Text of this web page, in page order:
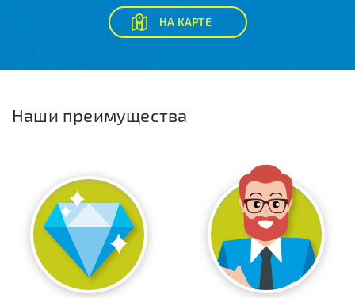
НА КАРТЕ
Наши преимущества